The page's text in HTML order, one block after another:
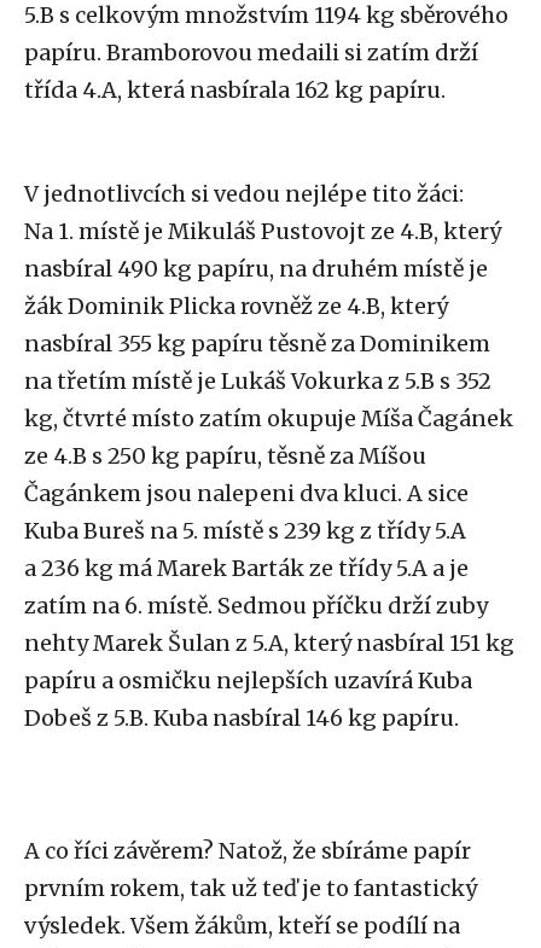
5.B s celkovým množstvím 1194 kg sběrového
papíru. Bramborovou medaili si zatím drží
třída 4.A, která nasbírala 162 kg papíru.
V jednotlivcích si vedou nejlépe tito žáci:
Na 1. místě je Mikuláš Pustovojt ze 4.B, který
nasbíral 490 kg papíru, na druhém místě je
žák Dominik Plicka rovněž ze 4.B, který
nasbíral 355 kg papíru těsně za Dominikem
na třetím místě je Lukáš Vokurka z 5.B s 352
kg, čtvrté místo zatím okupuje Míša Čagánek
ze 4.B s 250 kg papíru, těsně za Míšou
Čagánkem jsou nalepeni dva kluci. A sice
Kuba Bureš na 5. místě s 239 kg z třídy 5.A
a 236 kg má Marek Barták ze třídy 5.A a je
zatím na 6. místě. Sedmou příčku drží zuby
nehty Marek Šulan z 5.A, který nasbíral 151 kg
papíru a osmičku nejlepších uzavírá Kuba
Dobeš z 5.B. Kuba nasbíral 146 kg papíru.
A co říci závěrem? Natož, že sbíráme papír
prvním rokem, tak už teď je to fantastický
výsledek. Všem žákům, kteří se podílí na